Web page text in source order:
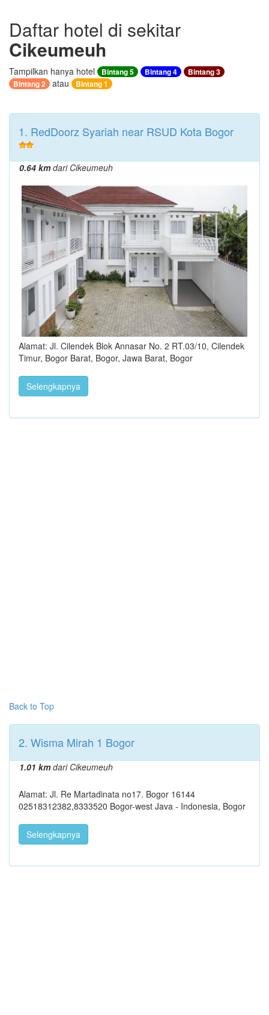
Daftar hotel di sekitar
Cikeumeuh
Tampilkan hanya hotel Bintang 5 Bintang 4
Bintang 3
Bintang 2
atau Bintang 1
1. RedDoorz Syariah near RSUD Kota Bogor
0.64 kmdari Cikeumeuh
Alamat: Jl. Cilendek Blok Annasar No. 2 RT.03/10, Cilendek
Timur, Bogor Barat, Bogor, Jawa Barat, Bogor
Selengkapnya
Back to Top
2. Wisma Mirah 1 Bogor
1.01 kmdari Cikeumeuh
Alamat: Jl. Re Martadinata no17. Bogor 16144
02518312382,8333520 Bogor-west Java - Indonesia, Bogor
Selengkapnya